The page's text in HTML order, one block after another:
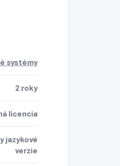
systémy
2 roky
licencia
jazykové
verzie